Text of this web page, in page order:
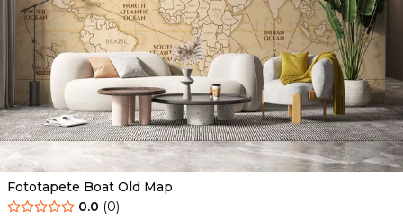
Fototapete Boat Old Map
0.0 (0)
Ab 34.90 € 19.90